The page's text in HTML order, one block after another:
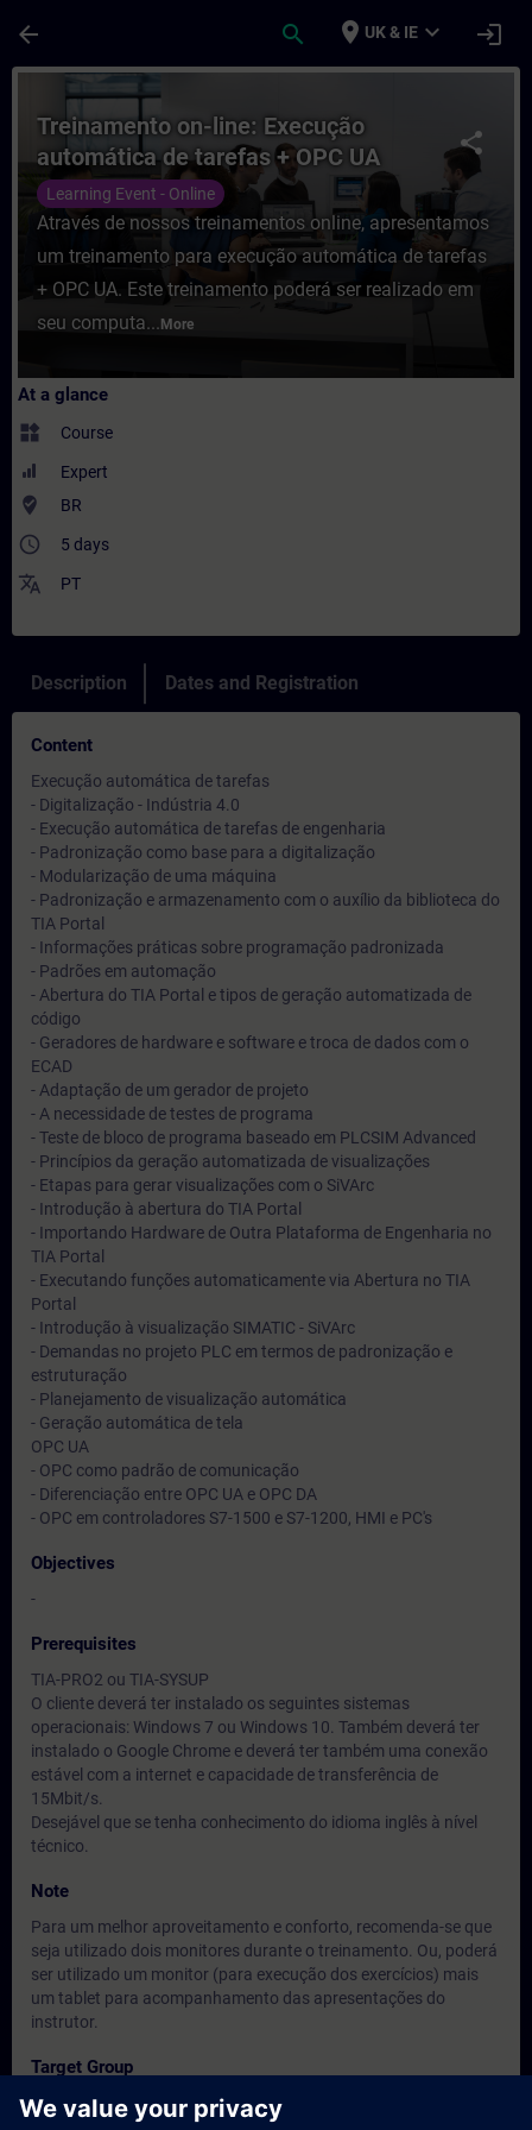
arrow_back search place UK & IE expand_more login
Course - Treinamento on-line:
share
Treinamento on-line: Execução
automática de tarefas + OPC UA
Learning Event - Online
Através de nossos treinamentos online, apresentamos
um treinamento para execução automática de tarefas
+ OPC UA. Este treinamento poderá ser realizado em
seu computa... More
At a glance
widgets Course
Expert
where_to_vote BR
access_time 5 days
translate PT
Description Dates and Registration
Content
Execução automática de tarefas
- Digitalização - Indústria 4.0
- Execução automática de tarefas de engenharia
- Padronização como base para a digitalização
- Modularização de uma máquina
- Padronização e armazenamento com o auxílio da biblioteca do
TIA Portal
- Informações práticas sobre programação padronizada
- Padrões em automação
- Abertura do TIA Portal e tipos de geração automatizada de
código
- Geradores de hardware e software e troca de dados com o
ECAD
- Adaptação de um gerador de projeto
- A necessidade de testes de programa
- Teste de bloco de programa baseado em PLCSIM Advanced
- Princípios da geração automatizada de visualizações
- Etapas para gerar visualizações com o SiVArc
- Introdução à abertura do TIA Portal
- Importando Hardware de Outra Plataforma de Engenharia no
TIA Portal
- Executando funções automaticamente via Abertura no TIA
Portal
- Introdução à visualização SIMATIC - SiVArc
- Demandas no projeto PLC em termos de padronização e
estruturação
- Planejamento de visualização automática
- Geração automática de tela
OPC UA
- OPC como padrão de comunicação
- Diferenciação entre OPC UA e OPC DA
- OPC em controladores S7-1500 e S7-1200, HMI e PC's
Objectives
-
Prerequisites
TIA-PRO2 ou TIA-SYSUP
O cliente deverá ter instalado os seguintes sistemas
operacionais: Windows 7 ou Windows 10. Também deverá ter
instalado o Google Chrome e deverá ter também uma conexão
estável com a internet e capacidade de transferência de
15Mbit/s.
Desejável que se tenha conhecimento do idioma inglês à nível
técnico.
Note
Para um melhor aproveitamento e conforto, recomenda-se que
seja utilizado dois monitores durante o treinamento. Ou, poderá
ser utilizado um monitor (para execução dos exercícios) mais
um tablet para acompanhamento das apresentações do
instrutor.
Target Group
-